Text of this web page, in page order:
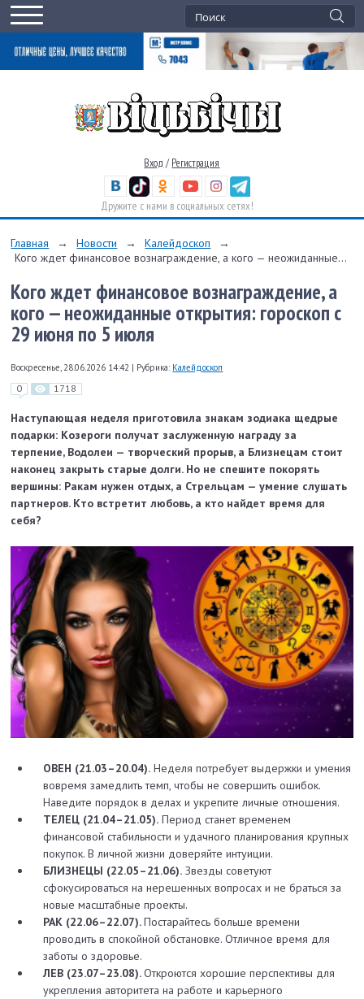
Вход / Регистрация
Дружите с нами в социальных сетях!
Главная → Новости → Калейдоскоп
→
Кого ждет финансовое вознаграждение, а кого — неожиданные...
Кого ждет финансовое вознаграждение, а
кого — неожиданные открытия: гороскоп с
29 июня по 5 июля
Воскресенье, 28.06.2026 14:42 | Рубрика: Калейдоскоп
0 1718
Наступающая неделя приготовила знакам зодиака щедрые
подарки: Козероги получат заслуженную награду за
терпение, Водолеи — творческий прорыв, а Близнецам стоит
наконец закрыть старые долги. Но не спешите покорять
вершины: Ракам нужен отдых, а Стрельцам — умение слушать
партнеров. Кто встретит любовь, а кто найдет время для
себя?
ОВЕН (21.03–20.04). Неделя потребует выдержки и умения
вовремя замедлить темп, чтобы не совершить ошибок.
Наведите порядок в делах и укрепите личные отношения.
ТЕЛЕЦ (21.04–21.05). Период станет временем
финансовой стабильности и удачного планирования крупных
покупок. В личной жизни доверяйте интуиции.
БЛИЗНЕЦЫ (22.05–21.06). Звезды советуют
сфокусироваться на нерешенных вопросах и не браться за
новые масштабные проекты.
РАК (22.06–22.07).Постарайтесь больше времени
проводить в спокойной обстановке. Отличное время для
заботы о здоровье.
ЛЕВ (23.07–23.08).Откроются хорошие перспективы для
укрепления авторитета на работе и карьерного